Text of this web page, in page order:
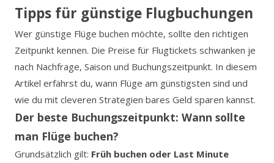
Tipps für günstige Flugbuchungen
Wer günstige Flüge buchen möchte, sollte den richtigen
Zeitpunkt kennen. Die Preise für Flugtickets schwanken je
nach Nachfrage, Saison und Buchungszeitpunkt. In diesem
Artikel erfährst du, wann Flüge am günstigsten sind und
wie du mit cleveren Strategien bares Geld sparen kannst.
Der beste Buchungszeitpunkt: Wann sollte
man Flüge buchen?
Grundsätzlich gilt: Früh buchen oder Last Minute